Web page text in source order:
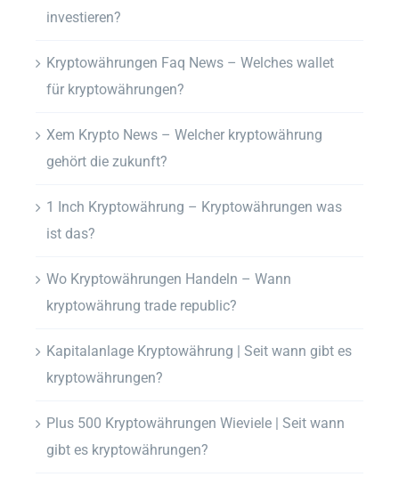
investieren?
Kryptowährungen Faq News – Welches wallet
für kryptowährungen?
Xem Krypto News – Welcher kryptowährung
gehört die zukunft?
1 Inch Kryptowährung – Kryptowährungen was
ist das?
Wo Kryptowährungen Handeln – Wann
kryptowährung trade republic?
Kapitalanlage Kryptowährung | Seit wann gibt es
kryptowährungen?
Plus 500 Kryptowährungen Wieviele | Seit wann
gibt es kryptowährungen?